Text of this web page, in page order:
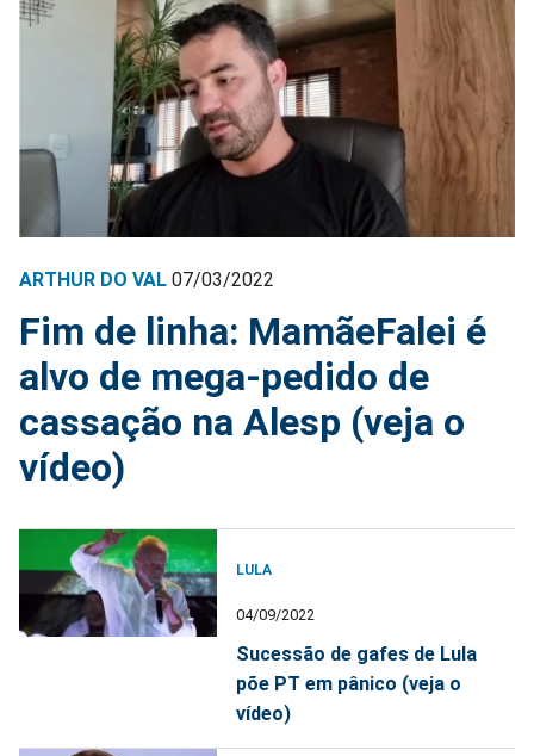
ARTHUR DO VAL 07/03/2022
Fim de linha: MamãeFalei é
alvo de mega-pedido de
cassação na Alesp (veja o
vídeo)
LULA
04/09/2022
Sucessão de gafes de Lula
põe PT em pânico (veja o
vídeo)